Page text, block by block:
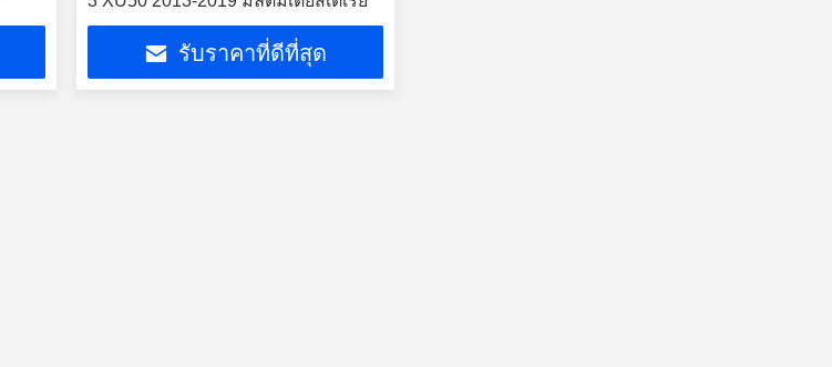
รับราคาที่ดีที่สุด